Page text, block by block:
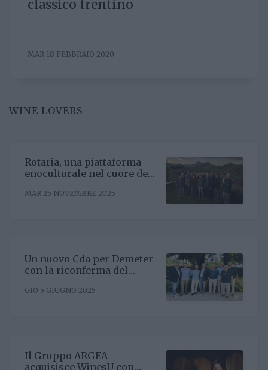
classico trentino
MAR 18 FEBBRAIO 2020
WINE LOVERS
Rotaria, una piattaforma
enoculturale nel cuore del
MAR 25 NOVEMBRE 2025
Un nuovo Cda per Demeter
con la riconferma del
GIO 5 GIUGNO 2025
Il Gruppo ARGEA
acquisisce WinesU con